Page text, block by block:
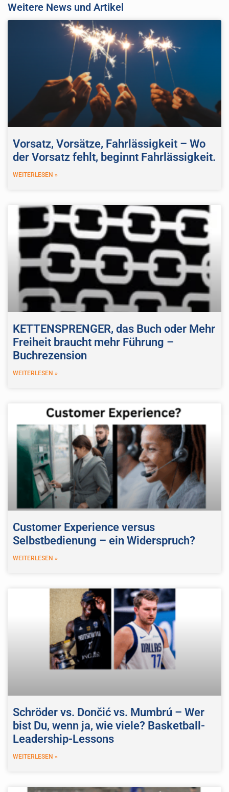
Weitere News und Artikel
Vorsatz, Vorsätze, Fahrlässigkeit – Wo
der Vorsatz fehlt, beginnt Fahrlässigkeit.
WEITERLESEN »
KETTENSPRENGER, das Buch oder Mehr
Freiheit braucht mehr Führung –
Buchrezension
WEITERLESEN »
Customer Experience versus
Selbstbedienung – ein Widerspruch?
WEITERLESEN »
Schröder vs. Dončić vs. Mumbrú – Wer
bist Du, wenn ja, wie viele? Basketball-
Leadership-Lessons
WEITERLESEN »